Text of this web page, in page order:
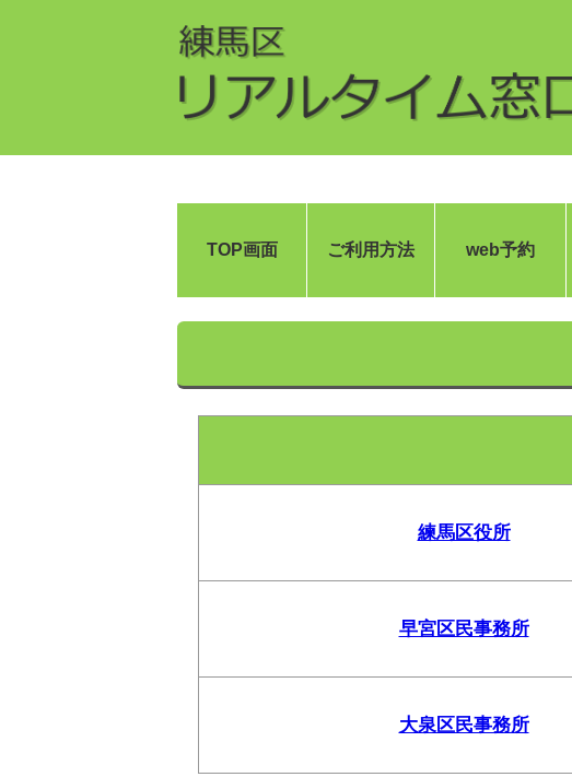
TOP画面 ご利用方法 web予約
練馬区役所
早宮区民事務所
大泉区民事務所